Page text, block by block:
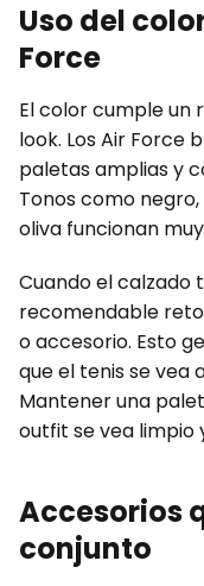
Uso del
Force
El color cumple un
look. Los Air
paletas amplias y
Tonos como
oliva funcionan
Cuando el calzado
recomendable
o accesorio. Esto
que el tenis se vea
Mantener una
outfit se vea limpio
Accesorios
conjunto